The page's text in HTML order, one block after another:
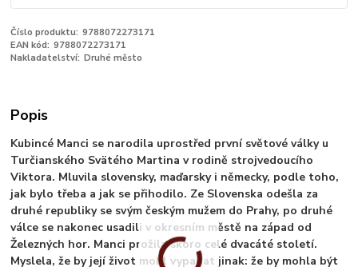
Číslo produktu: 9788072273171
EAN kód: 9788072273171
Nakladatelství: Druhé město
Popis
Kubincé Manci se narodila uprostřed první světové války u
Turčianského Svätého Martina v rodině strojvedoucího
Viktora. Mluvila slovensky, maďarsky i německy, podle toho,
jak bylo třeba a jak se přihodilo. Ze Slovenska odešla za
druhé republiky se svým českým mužem do Prahy, po druhé
válce se nakonec usadili v okresním městě na západ od
Železných hor. Manci prožila skoro celé dvacáté století.
Myslela, že by její život mohl vypadat jinak: že by mohla být